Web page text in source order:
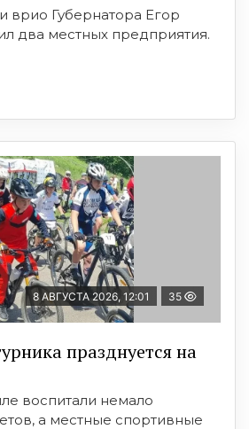
врио Губернатора Егор
два местных предприятия.
8 АВГУСТА 2026, 12:01 35
празднуется на
воспитали немало
а местные спортивные